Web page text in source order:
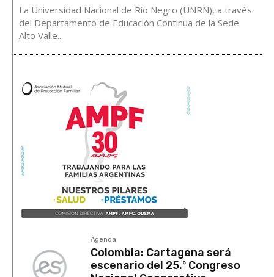
La Universidad Nacional de Río Negro (UNRN), a través
del Departamento de Educación Continua de la Sede
Alto Valle...
Agenda
Colombia: Cartagena será
escenario del 25.º Congreso